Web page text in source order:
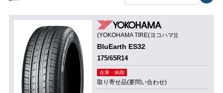
(YOKOHAMA TIRE(ヨコハマ))
BluEarth ES32
175/65R14
在庫・納期
取り寄せ品(要問い合わせ)